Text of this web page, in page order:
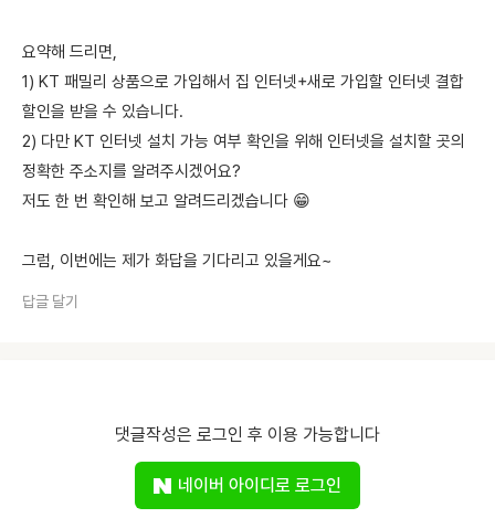
요약해 드리면,
1) KT 패밀리 상품으로 가입해서 집 인터넷+새로 가입할 인터넷 결합
할인을 받을 수 있습니다.
2) 다만 KT 인터넷 설치 가능 여부 확인을 위해 인터넷을 설치할 곳의
정확한 주소지를 알려주시겠어요?
저도 한 번 확인해 보고 알려드리겠습니다 😁
그럼, 이번에는 제가 화답을 기다리고 있을게요~
답글 달기
댓글작성은 로그인 후 이용 가능합니다
네이버 아이디로 로그인